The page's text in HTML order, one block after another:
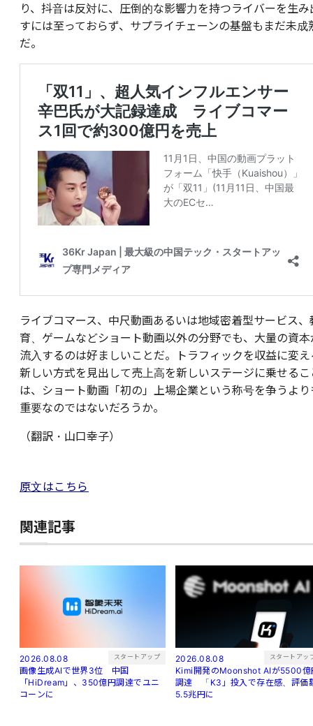
り、抖音は反対に、圧倒的な影響力を持つライバーを生み
すには至っておらず、サプライチェーンの基盤もまだ未成
だ。
ライブコマース、中尺動画あるいは地域密着型サービス、
育、ゲームなどショート動画以外の分野でも、大量の資本
流入するのは好ましいことだ。トラフィックを収益に変え
新しい方式を見出して売上高を新しいステージに乗せるこ
は、ショート動画「初の」上場企業という称号を争うより
重要なのではないだろうか。
（翻訳・山口幸子）
原文はこちら
関連記事
2026.08.08 スタートアップ
画像生成AIで世界3位 中国
「HiDream」、350億円調達でユニ
コーンに
2026.08.08 スタートアッ
Kimi開発のMoonshot AIが5500億
調達 「K3」投入で存在感、評価
5.5兆円に